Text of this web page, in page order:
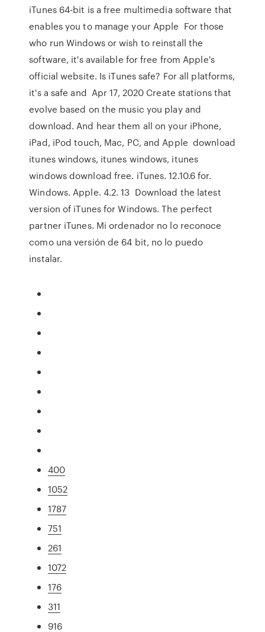
iTunes 64-bit is a free multimedia software that
enables you to manage your Apple For those
who run Windows or wish to reinstall the
software, it's available for free from Apple's
official website. Is iTunes safe? For all platforms,
it's a safe and Apr 17, 2020 Create stations that
evolve based on the music you play and
download. And hear them all on your iPhone,
iPad, iPod touch, Mac, PC, and Apple download
itunes windows, itunes windows, itunes
windows download free. iTunes. 12.10.6 for.
Windows. Apple. 4.2. 13 Download the latest
version of iTunes for Windows. The perfect
partner iTunes. Mi ordenador no lo reconoce
como una versión de 64 bit, no lo puedo
instalar.
400
1052
1787
751
261
1072
176
311
916